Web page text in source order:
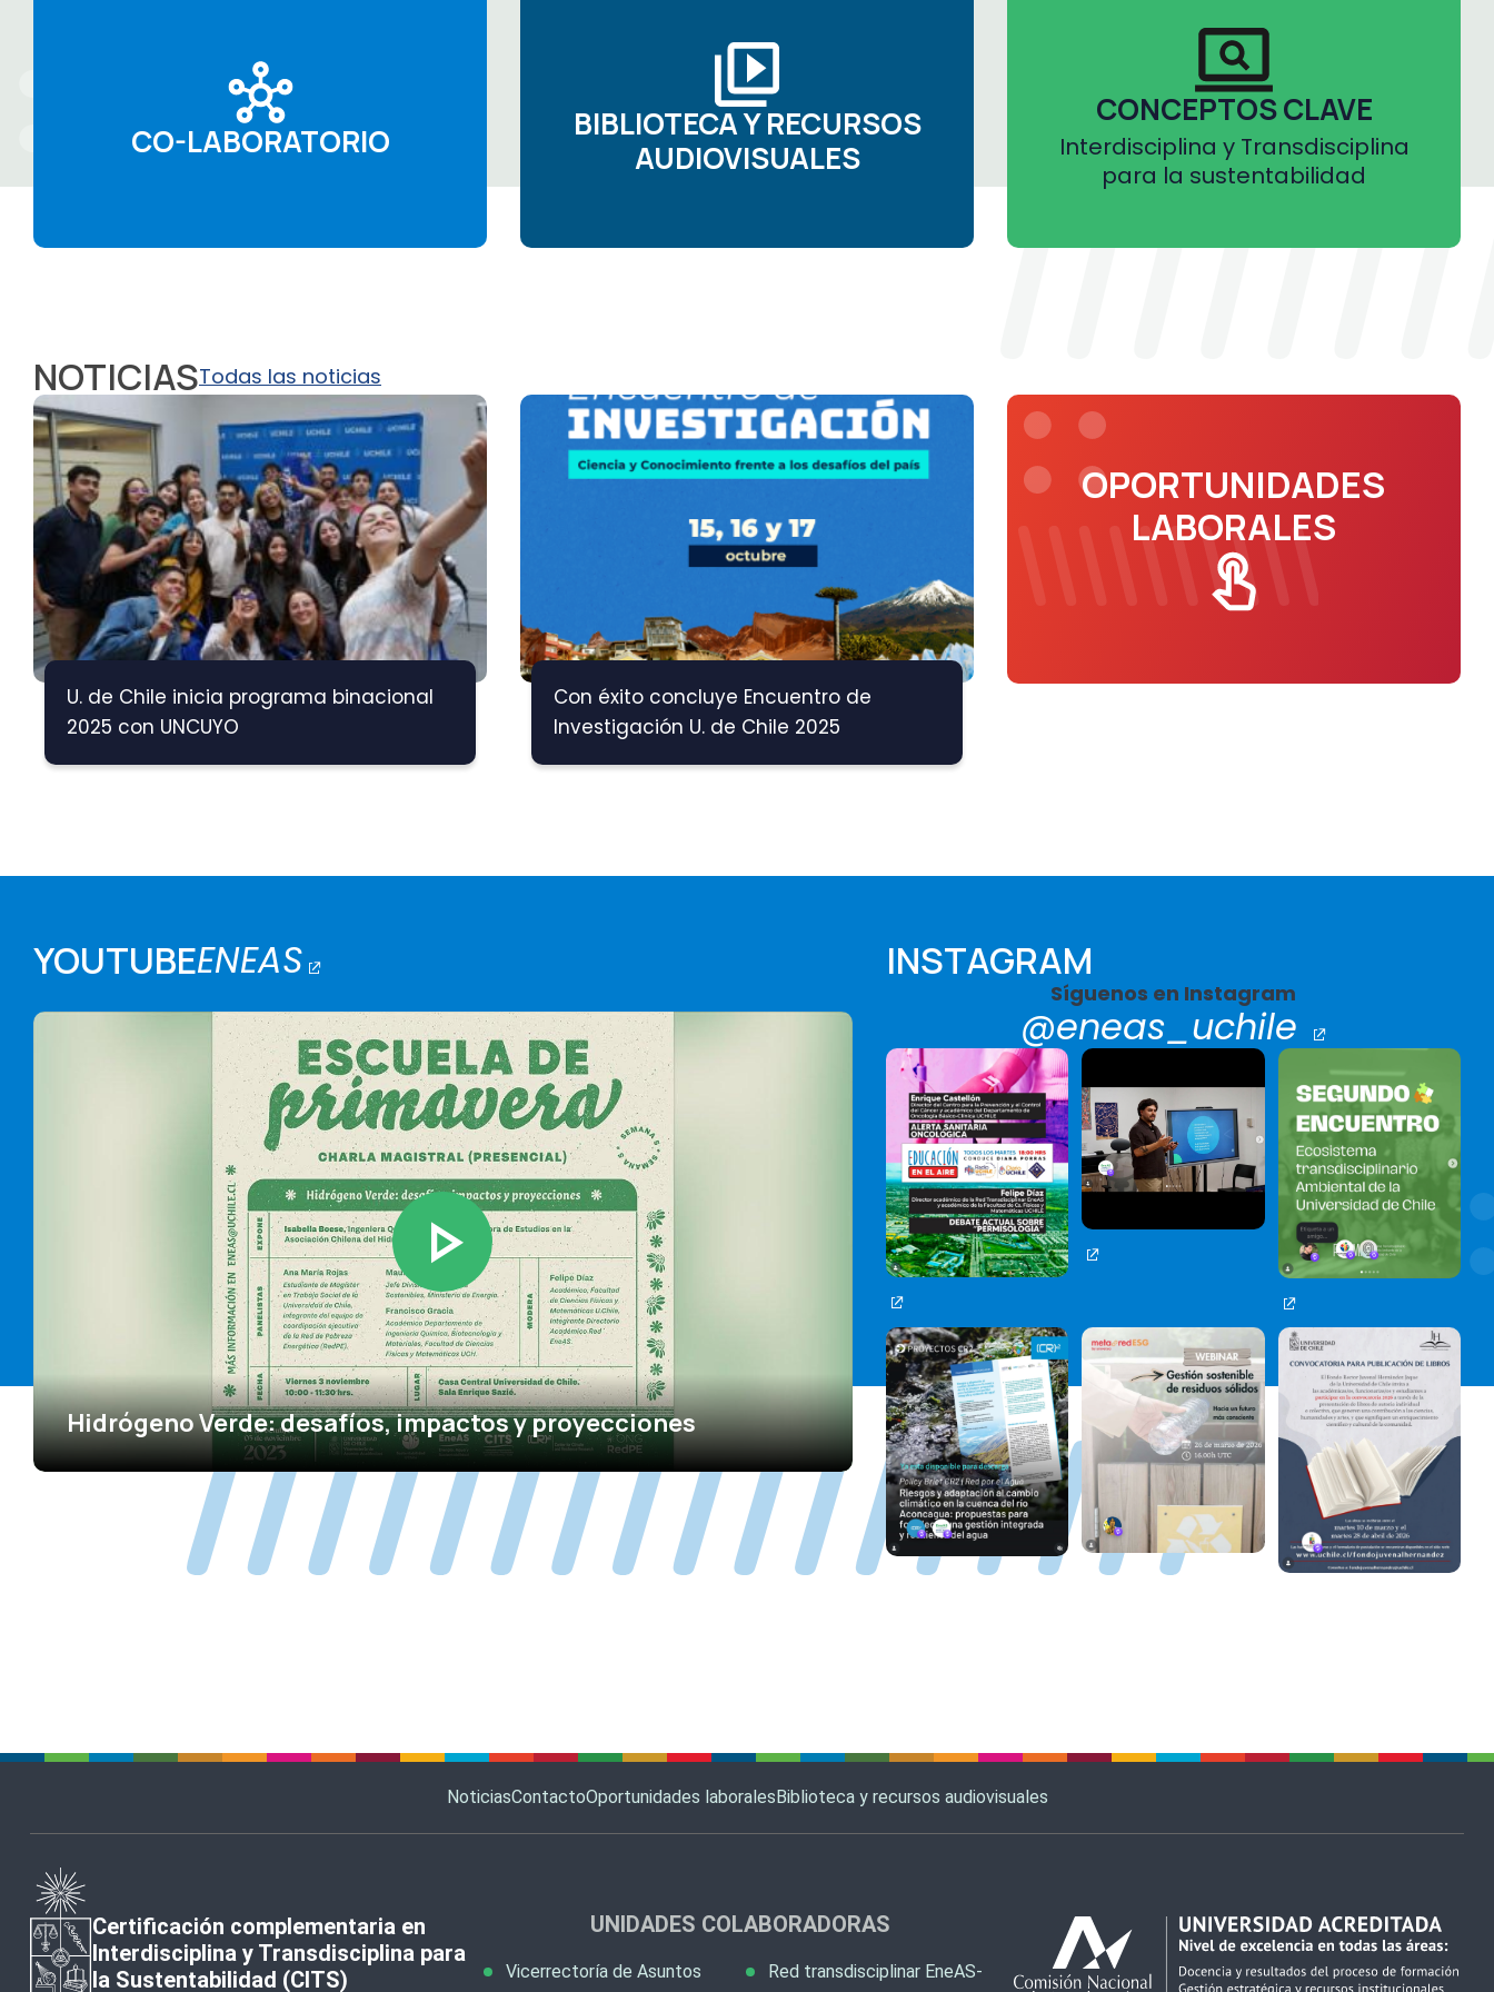
CO-LABORATORIO
BIBLIOTECA Y RECURSOS
AUDIOVISUALES
CONCEPTOS CLAVE
Interdisciplina y Transdisciplina
para la sustentabilidad
NOTICIASTodas las noticias
U. de Chile inicia programa binacional
2025 con UNCUYO
Con éxito concluye Encuentro de
Investigación U. de Chile 2025
OPORTUNIDADES
LABORALES
YOUTUBEENEAS
Hidrógeno Verde: desafíos, impactos y proyecciones
INSTAGRAM
Síguenos en Instagram
@eneas_uchile
NoticiasContactoOportunidades laboralesBiblioteca y recursos audiovisuales
Certificación complementaria en
Interdisciplina y Transdisciplina para
la Sustentabilidad (CITS)
UNIDADES COLABORADORAS
Vicerrectoría de Asuntos
Red transdisciplinar EneAS-